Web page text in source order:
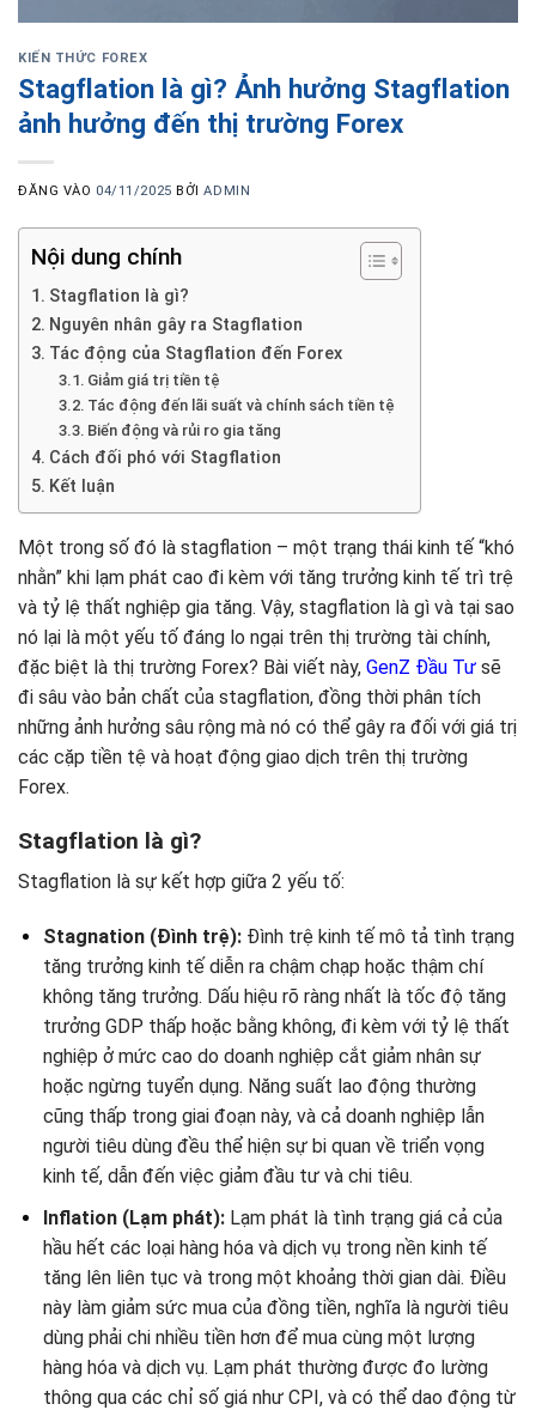
KIẾN THỨC FOREX
Stagflation là gì? Ảnh hưởng Stagflation
ảnh hưởng đến thị trường Forex
ĐĂNG VÀO 04/11/2025 BỞIADMIN
Nội dung chính
Stagflation là gì?
Nguyên nhân gây ra Stagflation
Tác động của Stagflation đến Forex
Giảm giá trị tiền tệ
Tác động đến lãi suất và chính sách tiền tệ
Biến động và rủi ro gia tăng
Cách đối phó với Stagflation
Kết luận
Một trong số đó là stagflation – một trạng thái kinh tế “khó
nhằn” khi lạm phát cao đi kèm với tăng trưởng kinh tế trì trệ
và tỷ lệ thất nghiệp gia tăng. Vậy, stagflation là gì và tại sao
nó lại là một yếu tố đáng lo ngại trên thị trường tài chính,
đặc biệt là thị trường Forex? Bài viết này, GenZ Đầu Tư sẽ
đi sâu vào bản chất của stagflation, đồng thời phân tích
những ảnh hưởng sâu rộng mà nó có thể gây ra đối với giá trị
các cặp tiền tệ và hoạt động giao dịch trên thị trường
Forex.
Stagflation là gì?
Stagflation là sự kết hợp giữa 2 yếu tố:
Stagnation (Đình trệ):Đình trệ kinh tế mô tả tình trạng
tăng trưởng kinh tế diễn ra chậm chạp hoặc thậm chí
không tăng trưởng. Dấu hiệu rõ ràng nhất là tốc độ tăng
trưởng GDP thấp hoặc bằng không, đi kèm với tỷ lệ thất
nghiệp ở mức cao do doanh nghiệp cắt giảm nhân sự
hoặc ngừng tuyển dụng. Năng suất lao động thường
cũng thấp trong giai đoạn này, và cả doanh nghiệp lẫn
người tiêu dùng đều thể hiện sự bi quan về triển vọng
kinh tế, dẫn đến việc giảm đầu tư và chi tiêu.
Inflation (Lạm phát):Lạm phát là tình trạng giá cả của
hầu hết các loại hàng hóa và dịch vụ trong nền kinh tế
tăng lên liên tục và trong một khoảng thời gian dài. Điều
này làm giảm sức mua của đồng tiền, nghĩa là người tiêu
dùng phải chi nhiều tiền hơn để mua cùng một lượng
hàng hóa và dịch vụ. Lạm phát thường được đo lường
thông qua các chỉ số giá như CPI, và có thể dao động từ